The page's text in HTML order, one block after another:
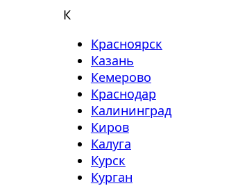
К
Красноярск
Казань
Кемерово
Краснодар
Калининград
Киров
Калуга
Курск
Курган